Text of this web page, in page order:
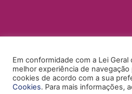
POLÍTICA DE PRIVACIDADE
Em conformidade com a Lei
melhor experiência de
cookies de acordo com a sua
Cookies. Para mais informações,